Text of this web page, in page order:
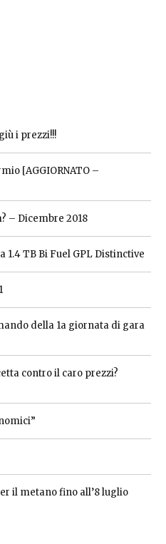
i prezzi!!!
[AGGIORNATO –
– Dicembre 2018
1.4 TB Bi Fuel GPL Distinctive
della 1a giornata di gara
contro il caro prezzi?
il metano fino all’8 luglio